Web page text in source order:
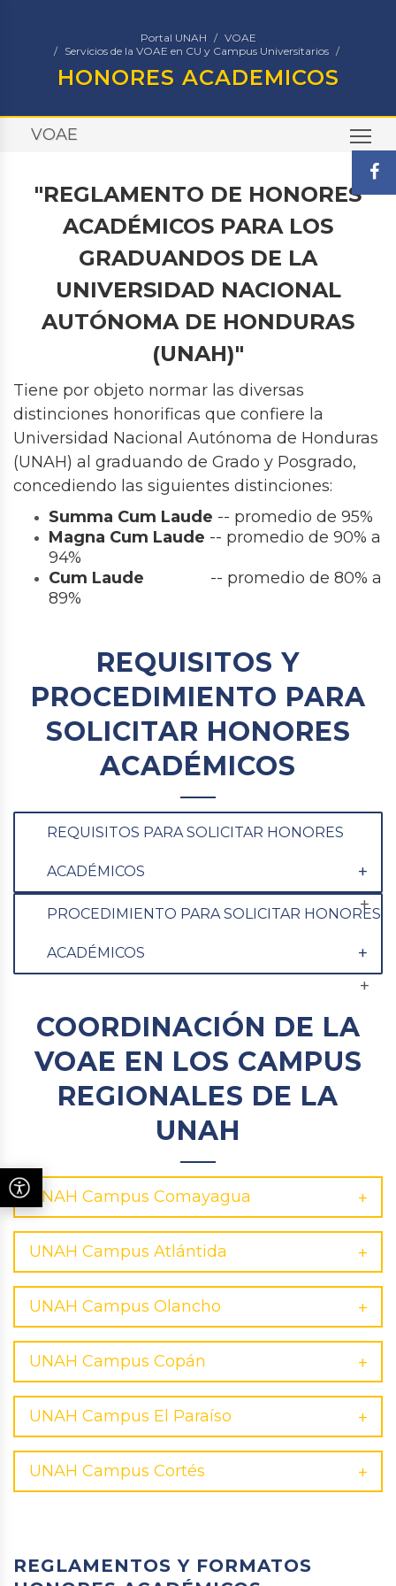
Portal UNAH
VOAE
Servicios de la VOAE en CU y Campus Universitarios
HONORES ACADEMICOS
VOAE
"REGLAMENTO DE HONORES
ACADÉMICOS PARA LOS
GRADUANDOS DE LA
UNIVERSIDAD NACIONAL
AUTÓNOMA DE HONDURAS
(UNAH)"
Tiene por objeto normar las diversas
distinciones honorificas que confiere la
Universidad Nacional Autónoma de Honduras
(UNAH) al graduando de Grado y Posgrado,
concediendo las siguientes distinciones:
Summa Cum Laude -- promedio de 95%
Magna Cum Laude -- promedio de 90% a
94%
Cum Laude
-- promedio de 80% a
89%
REQUISITOS Y
PROCEDIMIENTO PARA
SOLICITAR HONORES
ACADÉMICOS
REQUISITOS PARA SOLICITAR HONORES
ACADÉMICOS
PROCEDIMIENTO PARA SOLICITAR HONORES
ACADÉMICOS
COORDINACIÓN DE LA
VOAE EN LOS CAMPUS
REGIONALES DE LA
UNAH
UNAH Campus Comayagua
UNAH Campus Atlántida
UNAH Campus Olancho
UNAH Campus Copán
UNAH Campus El Paraíso
UNAH Campus Cortés
REGLAMENTOS Y FORMATOS